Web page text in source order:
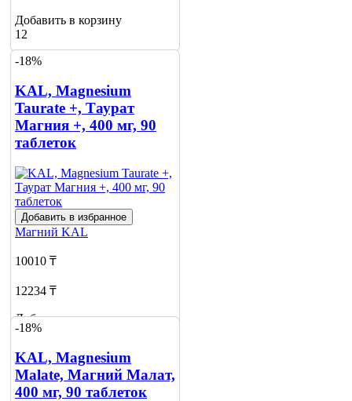
Добавить в корзину
12
-18%
KAL, Magnesium
Taurate +, Таурат
Магния +, 400 мг, 90
таблеток
Добавить в избранное
Магний KAL
10010 ₸
12234 ₸
Добавить в корзину
2
-18%
KAL, Magnesium
Malate, Магний Малат,
400 мг, 90 таблеток